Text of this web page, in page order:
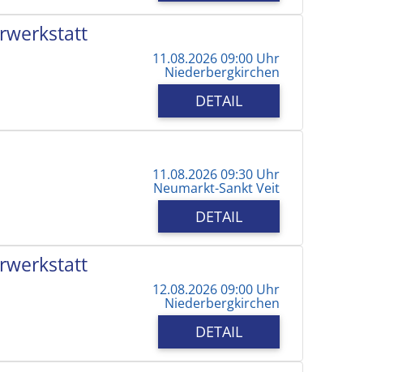
11.08.2026 09:00 Uhr
Niederbergkirchen
DETAIL
11.08.2026 09:30 Uhr
Neumarkt-Sankt Veit
DETAIL
12.08.2026 09:00 Uhr
Niederbergkirchen
DETAIL